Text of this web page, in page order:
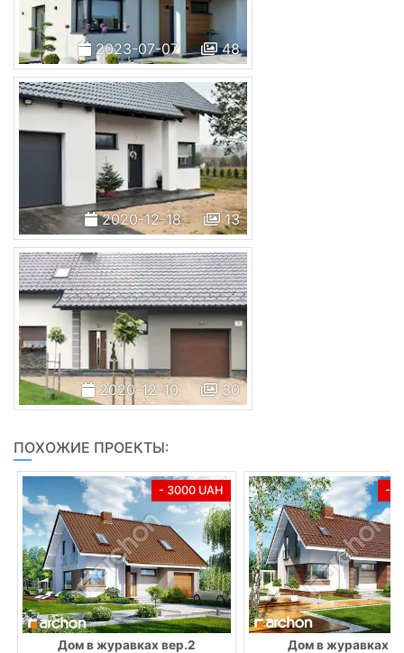
2023-07-07 48
2020-12-18 13
2020-12-10 30
ПОХОЖИЕ ПРОЕКТЫ:
- 3000 UAH
Дом в журавках вер.2
-
Дом в журавках